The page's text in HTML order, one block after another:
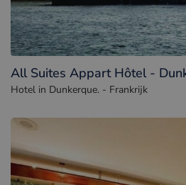
All Suites Appart Hôtel -
Hotel in Dunkerque. - Frankrijk